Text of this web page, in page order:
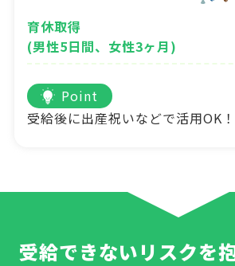
育休取得
(男性5日間、女性3ヶ月)
Point
受給後に出産祝いなどで活用OK！
受給できないリスクを